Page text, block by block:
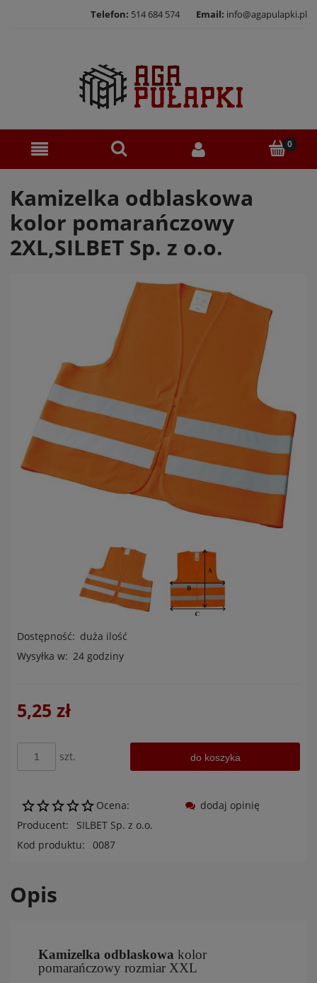
Telefon: 514 684 574 Email: info@agapulapki.pl
Kamizelka odblaskowa
kolor pomarańczowy
2XL,SILBET Sp. z o.o.
Dostępność: duża ilość
Wysyłka w: 24 godziny
5,25 zł
szt. do koszyka
Ocena:
Producent:
SILBET Sp. z o.o.
Kod produktu:
0087
dodaj opinię
Opis
Kamizelka odblaskowa kolor
pomarańczowy rozmiar XXL